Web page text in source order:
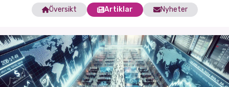
Översikt Artiklar Nyheter